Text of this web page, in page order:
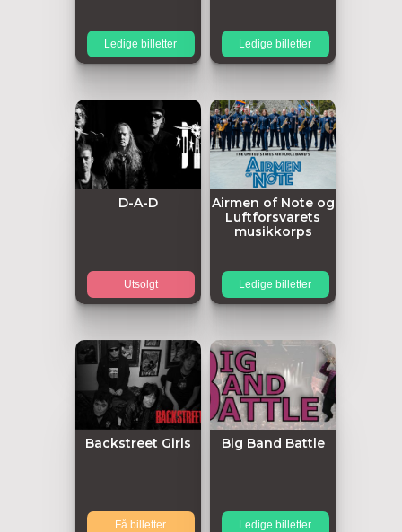
Ledige billetter Ledige billetter
D-A-D
Utsolgt
Airmen of Note og
Luftforsvarets
musikkorps
Ledige billetter
Backstreet Girls
Få billetter
Big Band Battle
Ledige billetter